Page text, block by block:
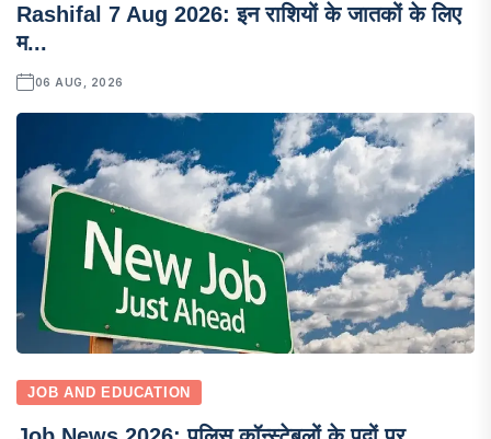
Rashifal 7 Aug 2026: इन राशियों के जातकों के लिए
म...
06 AUG, 2026
JOB AND EDUCATION